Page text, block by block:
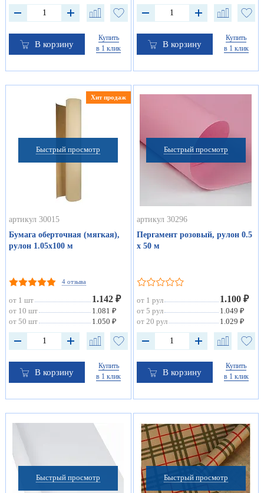
В корзину
Купить
в 1 клик
В корзину
Купить
в 1 клик
Быстрый просмотр
Хит продаж
артикул 30015
Бумага оберточная (мягкая),
рулон 1.05х100 м
4 отзыва
от 1 шт 1.142 ₽
от 10 шт
1.081 ₽
от 50 шт
1.050 ₽
В корзину
Купить
в 1 клик
Быстрый просмотр
артикул 30296
Пергамент розовый, рулон 0.5
х 50 м
от 1 рул 1.100 ₽
от 5 рул
1.049 ₽
от 20 рул
1.029 ₽
В корзину
Купить
в 1 клик
Быстрый просмотр Быстрый просмотр